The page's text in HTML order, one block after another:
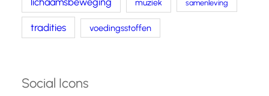
muziek samenleving
tradities voedingsstoffen
Social Icons